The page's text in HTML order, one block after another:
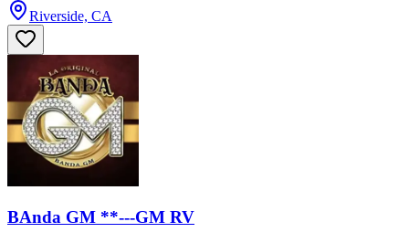
Riverside, CA
BAnda GM **---GM RV